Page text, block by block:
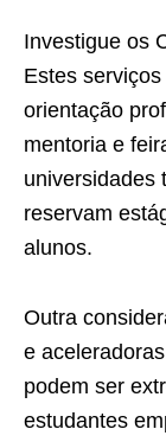
Investigue os
Estes
orientação
mentoria e
universidades
reservam
alunos.
Outra
e
podem ser
estudantes